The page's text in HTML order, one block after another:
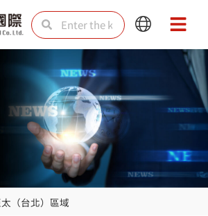
SearchSearch
Main
Menu
Main
Menu
（台北）區域
太（台北）區域